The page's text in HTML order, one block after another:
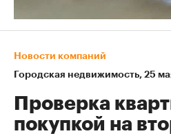
Новости компаний
Городская недвижимость⁠, 25
Проверка
покупкой на